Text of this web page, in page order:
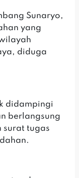
Sunaryo,
yang
diduga
didampingi
berlangsung
surat tugas